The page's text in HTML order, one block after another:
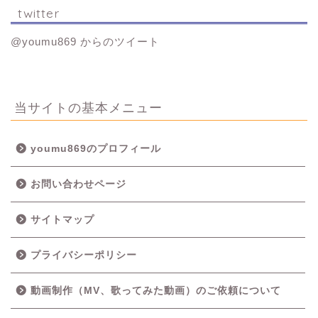
twitter
@youmu869 からのツイート
当サイトの基本メニュー
youmu869のプロフィール
お問い合わせページ
サイトマップ
プライバシーポリシー
動画制作（MV、歌ってみた動画）のご依頼について